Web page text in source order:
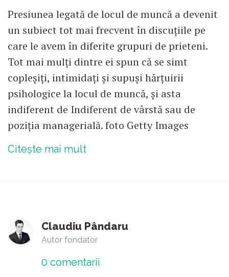
Presiunea legată de locul de muncă a devenit
un subiect tot mai frecvent în discuțiile pe
care le avem în diferite grupuri de prieteni.
Tot mai mulți dintre ei spun că se simt
copleșiți, intimidați și supuși hărțuirii
psihologice la locul de muncă, și asta
indiferent de Indiferent de vârstă sau de
poziția managerială. foto Getty Images
Citește mai mult
Claudiu Pândaru
Autor fondator
0 comentarii